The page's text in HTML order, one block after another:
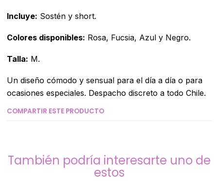
Incluye: Sostén y short.
Colores disponibles: Rosa, Fucsia, Azul y Negro.
Talla: M.
Un diseño cómodo y sensual para el día a día o para
ocasiones especiales. Despacho discreto a todo Chile.
COMPARTIR ESTE PRODUCTO
También podría interesarte uno de
estos